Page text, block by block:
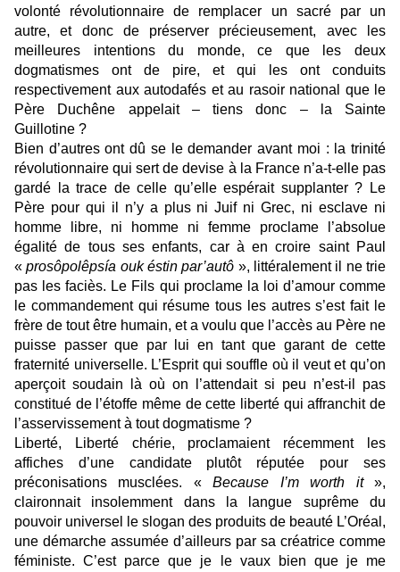
volonté révolutionnaire de remplacer un sacré par un
autre, et donc de préserver précieusement, avec les
meilleures intentions du monde, ce que les deux
dogmatismes ont de pire, et qui les ont conduits
respectivement aux autodafés et au rasoir national que le
Père Duchêne appelait – tiens donc – la Sainte
Guillotine ?
Bien d’autres ont dû se le demander avant moi : la trinité
révolutionnaire qui sert de devise à la France n’a-t-elle pas
gardé la trace de celle qu’elle espérait supplanter ? Le
Père pour qui il n’y a plus ni Juif ni Grec, ni esclave ni
homme libre, ni homme ni femme proclame l’absolue
égalité de tous ses enfants, car à en croire saint Paul
«prosôpolêpsía ouk éstin par’autô », littéralement il ne trie
pas les faciès. Le Fils qui proclame la loi d’amour comme
le commandement qui résume tous les autres s’est fait le
frère de tout être humain, et a voulu que l’accès au Père ne
puisse passer que par lui en tant que garant de cette
fraternité universelle. L’Esprit qui souffle où il veut et qu’on
aperçoit soudain là où on l’attendait si peu n’est-il pas
constitué de l’étoffe même de cette liberté qui affranchit de
l’asservissement à tout dogmatisme ?
Liberté, Liberté chérie, proclamaient récemment les
affiches d’une candidate plutôt réputée pour ses
préconisations musclées. «Because I’m worth it»,
claironnait insolemment dans la langue suprême du
pouvoir universel le slogan des produits de beauté L’Oréal,
une démarche assumée d’ailleurs par sa créatrice comme
féministe. C’est parce que je le vaux bien que je me